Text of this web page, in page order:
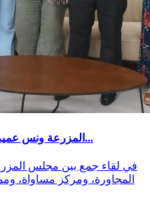
المزرعة ونس عميم تعلنان توسيع التعاون الإقليمي بعد...
في لقاء جمع بين مجلس
المجاورة، ومركز مساواة،